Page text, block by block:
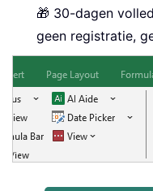
🎁 30-dagen
geen registratie,